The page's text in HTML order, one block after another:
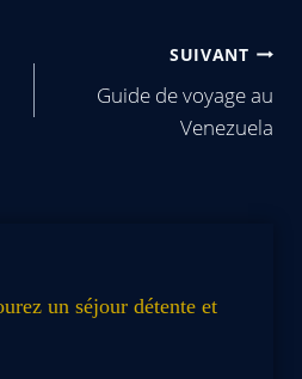
SUIVANT
Guide de voyage au
Venezuela
un séjour détente et